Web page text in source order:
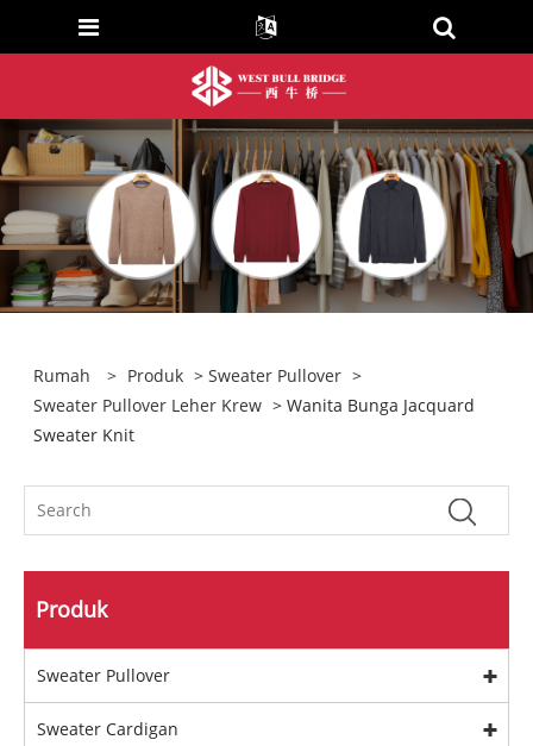
Rumah > Produk >Sweater Pullover >
Sweater Pullover Leher Krew > Wanita Bunga Jacquard
Sweater Knit
Produk
Sweater Pullover
Sweater Cardigan